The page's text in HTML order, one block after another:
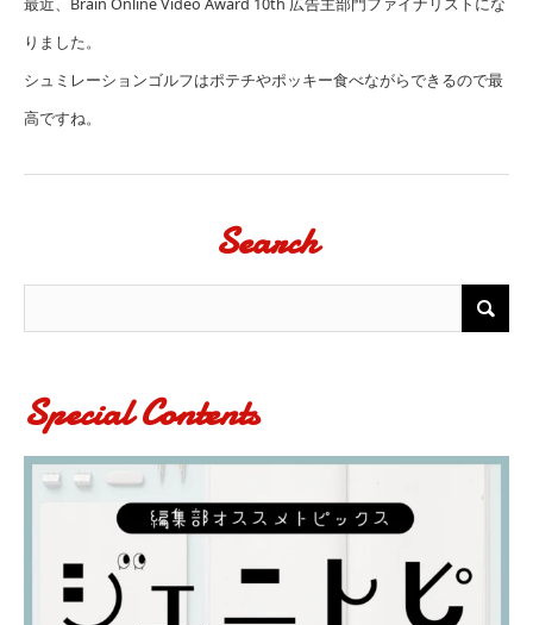
りました。
シュミレーションゴルフはポテチやポッキー食べながらできるので最
高ですね。
Search
Special Contents